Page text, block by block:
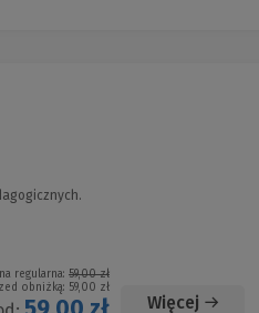
regularna: 59,00 zł
obniżką: 59,00 zł
Więcej